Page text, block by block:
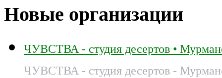
Новые организации
ЧУВСТВА - студия десертов •
ЧУВСТВА - студия десертов -